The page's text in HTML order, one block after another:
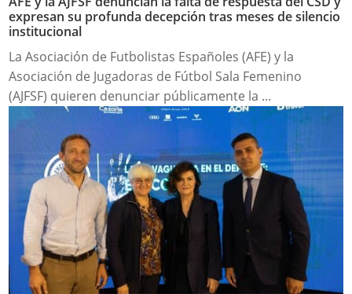
expresan su profunda decepción tras meses de silencio
institucional
La Asociación de Futbolistas Españoles (AFE) y la
Asociación de Jugadoras de Fútbol Sala Femenino
(AJFSF) quieren denunciar públicamente la ...